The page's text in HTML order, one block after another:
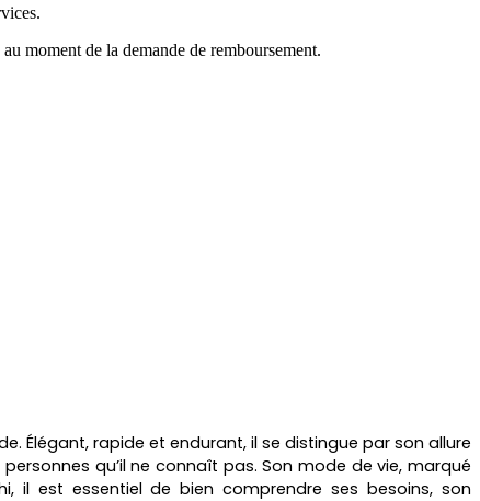
moment de la demande de remboursement.
Élégant, rapide et endurant, il se distingue par son allure
qu’il ne connaît pas. Son mode de vie, marqué
il est essentiel de bien comprendre ses besoins, son